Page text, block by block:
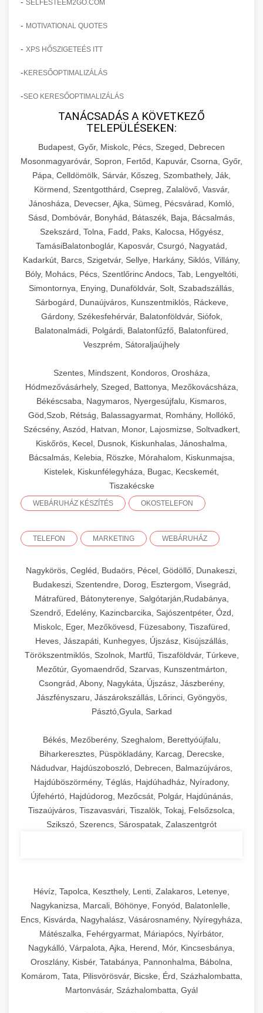
SELFESTEEM2GO.COM
- MOTIVATIONAL QUOTES
- XPS HŐSZIGETEÉS ITT
- KERESŐOPTIMALIZÁLÁS
-SEO KERESŐOPTIMALIZÁLÁS
TANÁCSADÁS A KÖVETKEZŐ
TELEPÜLÉSEKEN:
Budapest, Győr, Miskolc, Pécs, Szeged, Debrecen
Mosonmagyaróvár, Sopron, Fertőd, Kapuvár, Csorna, Győr,
Pápa, Celldömölk, Sárvár, Kőszeg, Szombathely, Ják,
Körmend, Szentgotthárd, Csepreg, Zalalövő, Vasvár,
Jánosháza, Devecser, Ajka, Sümeg, Pécsvárad, Komló,
Sásd, Dombóvár, Bonyhád, Bátaszék, Baja, Bácsalmás,
Szekszárd, Tolna, Fadd, Paks, Kalocsa, Hőgyész,
TamásiBalatonboglár, Kaposvár, Csurgó, Nagyatád,
Kadarkút, Barcs, Szigetvár, Sellye, Harkány, Siklós, Villány,
Bóly, Mohács, Pécs, Szentlőrinc Andocs, Tab, Lengyeltóti,
Simontornya, Enying, Dunaföldvár, Solt, Szabadszállás,
Sárbogárd, Dunaújváros, Kunszentmiklós, Ráckeve,
Gárdony, Székesfehérvár, Balatonföldvár, Siófok,
Balatonalmádi, Polgárdi, Balatonfűzfő, Balatonfüred,
Veszprém, Sátoraljaújhely
Szentes, Mindszent, Kondoros, Orosháza,
Hódmezővásárhely, Szeged, Battonya, Mezőkovácsháza,
Békéscsaba, Nagymaros, Nyergesújfalu, Kismaros,
Göd,Szob, Rétság, Balassagyarmat, Romhány, Hollókő,
Szécsény, Aszód, Hatvan, Monor, Lajosmizse, Soltvadkert,
Kiskőrös, Kecel, Dusnok, Kiskunhalas, Jánoshalma,
Bácsalmás, Kelebia, Röszke, Mórahalom, Kiskunmajsa,
Kistelek, Kiskunfélegyháza, Bugac, Kecskemét,
Tiszakécske
WEBÁRUHÁZ KÉSZÍTÉS OKOSTELEFON
TELEFON MARKETING WEBÁRUHÁZ
Nagykörös, Cegléd, Budaörs, Pécel, Gödöllő, Dunakeszi,
Budakeszi, Szentendre, Dorog, Esztergom, Visegrád,
Mátrafüred, Bátonyterenye, Salgótarján,Rudabánya,
Szendrő, Edelény, Kazincbarcika, Sajószentpéter, Ózd,
Miskolc, Eger, Mezőkövesd, Füzesabony, Tiszafüred,
Heves, Jászapáti, Kunhegyes, Újszász, Kisújszállás,
Törökszentmiklós, Szolnok, Martfű, Tiszaföldvár, Túrkeve,
Mezőtúr, Gyomaendrőd, Szarvas, Kunszentmárton,
Csongrád, Abony, Nagykáta, Újszász, Jászberény,
Jászfényszaru, Jászárokszállás, Lőrinci, Gyöngyös,
Pásztó,Gyula, Sarkad
Békés, Mezőberény, Szeghalom, Berettyóújfalu,
Biharkeresztes, Püspökladány, Karcag, Derecske,
Nádudvar, Hajdúszoboszló, Debrecen, Balmazújváros,
Hajdúböszörmény, Téglás, Hajdúhadház, Nyíradony,
Újfehértó, Hajdúdorog, Mezőcsát, Polgár, Hajdúnánás,
Tiszaújváros, Tiszavasvári, Tiszalök, Tokaj, Felsőzsolca,
Szikszó, Szerencs, Sárospatak, Zalaszentgrót
Hévíz, Tapolca, Keszthely, Lenti, Zalakaros, Letenye,
Nagykanizsa, Marcali, Böhönye, Fonyód, Balatonlelle,
Encs, Kisvárda, Nagyhalász, Vásárosnamény, Nyíregyháza,
Mátészalka, Fehérgyarmat, Máriapócs, Nyírbátor,
Nagykálló, Várpalota, Ajka, Herend, Mór, Kincsesbánya,
Oroszlány, Kisbér, Tatabánya, Pannonhalma, Bábolna,
Komárom, Tata, Pilisvörösvár, Bicske, Érd, Százhalombatta,
Martonvásár, Százhalombatta, Gyál